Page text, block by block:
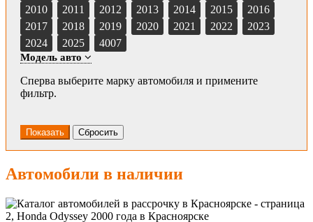
2010
2011 2012 2013 2014 2015
2016
2017
2018 2019 2020 2021 2022
2023
2024
2025 4007
Модель авто
Сперва выберите марку автомобиля и примените
фильтр.
Автомобили в наличии